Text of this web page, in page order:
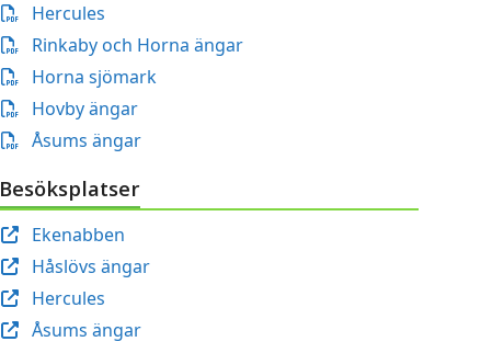
Hercules
Rinkaby och Horna ängar
Horna sjömark
Hovby ängar
Åsums ängar
Besöksplatser
Ekenabben
Håslövs ängar
Hercules
Åsums ängar